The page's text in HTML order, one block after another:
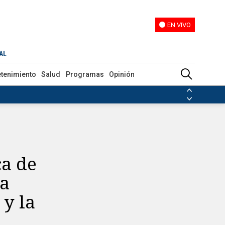
EN VIVO
Salud Programas Opinión
y la fecha en que gritaría campeón
de
y la